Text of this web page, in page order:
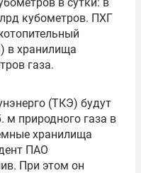
кубометров. ПХГ
в хранилища
газа.
(ТКЭ) будут
м природного газа в
хранилища
ПАО
При этом он